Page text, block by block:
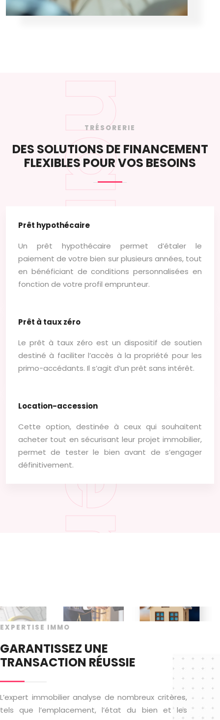
Financement
TRÉSORERIE
DES SOLUTIONS DE FINANCEMENT
FLEXIBLES POUR VOS BESOINS
Prêt hypothécaire
Un prêt hypothécaire permet d’étaler le
paiement de votre bien sur plusieurs années, tout
en bénéficiant de conditions personnalisées en
fonction de votre profil emprunteur.
Prêt à taux zéro
Le prêt à taux zéro est un dispositif de soutien
destiné à faciliter l’accès à la propriété pour les
primo-accédants. Il s’agit d’un prêt sans intérêt.
Location-accession
Cette option, destinée à ceux qui souhaitent
acheter tout en sécurisant leur projet immobilier,
permet de tester le bien avant de s’engager
définitivement.
EXPERTISE IMMO
GARANTISSEZ UNE
TRANSACTION RÉUSSIE
L’expert immobilier analyse de nombreux critères,
tels que l’emplacement, l’état du bien et les